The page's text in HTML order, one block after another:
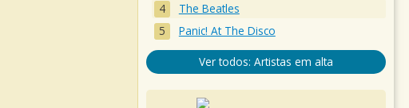
The Beatles
Panic! At The Disco
Ver todos: Artistas em alta